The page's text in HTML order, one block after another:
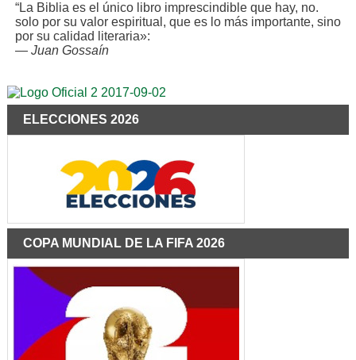
“La Biblia es el único libro imprescindible que hay, no.
solo por su valor espiritual, que es lo más importante, sino
por su calidad literaria»:
— Juan Gossaín
ELECCIONES 2026
COPA MUNDIAL DE LA FIFA 2026